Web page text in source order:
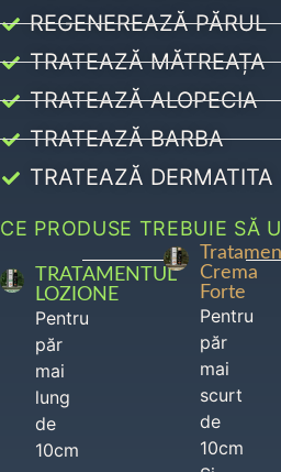
REGENEREAZĂ PĂRUL
TRATEAZĂ MĂTREAȚA
TRATEAZĂ ALOPECIA
TRATEAZĂ BARBA
TRATEAZĂ DERMATITA
CE PRODUSE TREBUIE SĂ
TRATAMENTUL
LOZIONE
Pentru
păr
mai
lung
de
10cm
Crema
Forte
Pentru
păr
mai
scurt
de
10cm